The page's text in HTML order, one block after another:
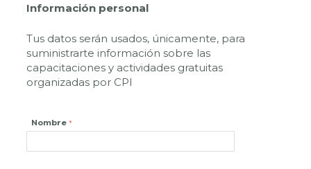
Información personal
Tus datos serán usados, únicamente, para
suministrarte información sobre las
capacitaciones y actividades gratuitas
organizadas por CPI
Nombre